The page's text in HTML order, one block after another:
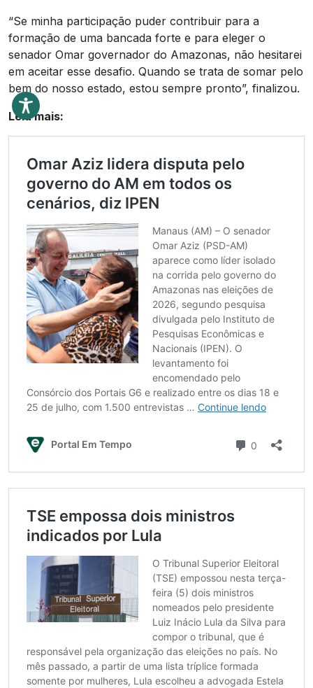
“Se minha participação puder contribuir para a
formação de uma bancada forte e para eleger o
senador Omar governador do Amazonas, não hesitarei
em aceitar esse desafio. Quando se trata de somar pelo
bem do nosso estado, estou sempre pronto”, finalizou.
Leia mais: